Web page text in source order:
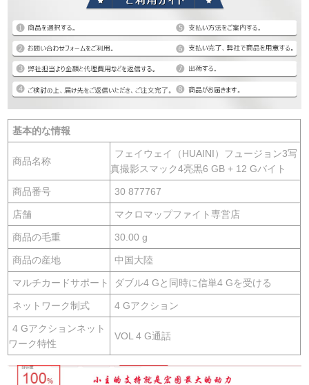
基本的な情報
商品名称
フェイウェイ（HUAINI）フュージョン3写
真撮影スマック4亮黒6 GB + 12 Gバイト
商品番号 30 877767
店舗 マクロマップファイト専営店
商品の毛重 30.00 g
商品の産地 中国大陸
マルチカードサポート ダブル4 Gと同時に信単4 Gを受ける
ネットワーク制式 4 Gアクション
4 Gアクションネット
ワーク特性
VOL 4 G通話